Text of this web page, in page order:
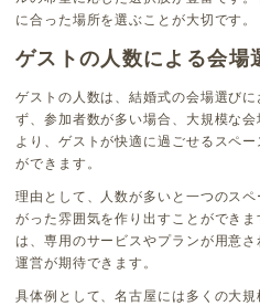
に合った場所を選ぶことが大切です。
ゲストの人数による会場
ゲストの人数は、結婚式の会場選び
ず、参加者数が多い場合、大規模な
より、ゲストが快適に過ごせるスペ
ができます。
理由として、人数が多いと一つのス
がった雰囲気を作り出すことができ
は、専用のサービスやプランが用意
運営が期待できます。
具体例として、名古屋には多くの大